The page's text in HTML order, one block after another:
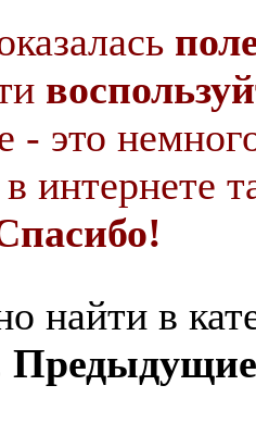
- это
интернете
найти в
Предыдущие